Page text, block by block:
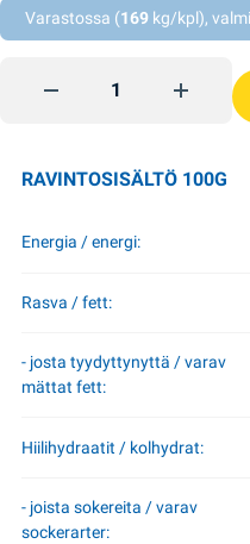
Varastossa (169 kg/kpl),
Jäätelö Fakel 90g
RAVINTOSISÄLTÖ 100G
Energia / energi:
Rasva / fett:
- josta tyydyttynyttä / varav
mättat fett:
Hiilihydraatit / kolhydrat:
- joista sokereita / varav
sockerarter: